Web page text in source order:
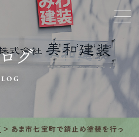
グ
> あま市七宝町で錆止め塗装を行っ